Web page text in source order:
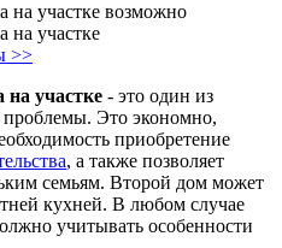
>>
на участке - это один из
Это экономно,
приобретение
, а также позволяет
семьям. Второй дом может
кухней. В любом случае
учитывать особенности